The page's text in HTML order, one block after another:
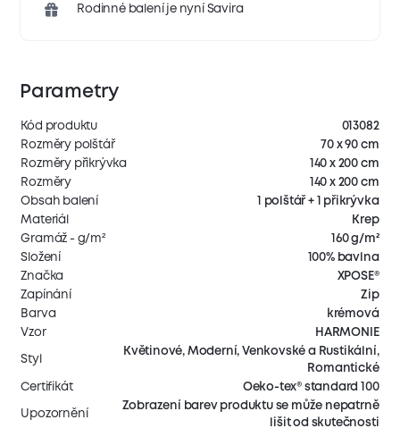
Rodinné balení je nyní Savira
Parametry
Kód produktu
013082
Rozměry polštář
70 x 90 cm
Rozměry přikrývka
140 x 200 cm
Rozměry
140 x 200 cm
Obsah balení
1 polštář + 1 přikrývka
Materiál
Krep
Gramáž - g/m²
160 g/m²
Složení
100% bavlna
Značka
XPOSE®
Zapínání
Zip
Barva
krémová
Vzor
HARMONIE
Styl
Květinové, Moderní, Venkovské a Rustikální,
Romantické
Certifikát
Oeko-tex® standard 100
Upozornění
Zobrazení barev produktu se může nepatrně
lišit od skutečnosti